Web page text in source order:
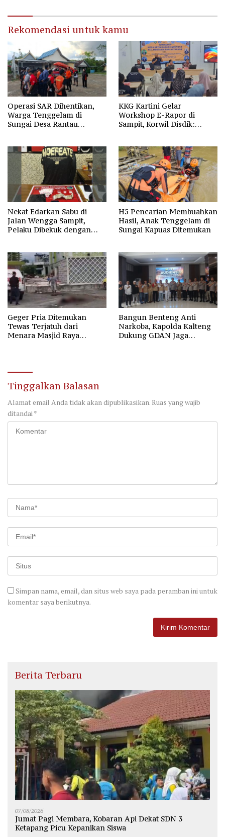
Rekomendasi untuk kamu
Operasi SAR Dihentikan,
Warga Tenggelam di
Sungai Desa Rantau
KKG Kartini Gelar
Workshop E-Rapor di
Sampit, Korwil Disdik:
Nekat Edarkan Sabu di
Jalan Wengga Sampit,
Pelaku Dibekuk dengan
H5 Pencarian Membuahkan
Hasil, Anak Tenggelam di
Sungai Kapuas Ditemukan
Geger Pria Ditemukan
Tewas Terjatuh dari
Menara Masjid Raya
Bangun Benteng Anti
Narkoba, Kapolda Kalteng
Dukung GDAN Jaga
Tinggalkan Balasan
Alamat email Anda tidak akan dipublikasikan.Ruas yang wajib
ditandai*
Simpan nama, email, dan situs web saya pada peramban ini untuk
komentar saya berikutnya.
Berita Terbaru
07/08/2026
Jumat Pagi Membara, Kobaran Api Dekat SDN 3
Ketapang Picu Kepanikan Siswa